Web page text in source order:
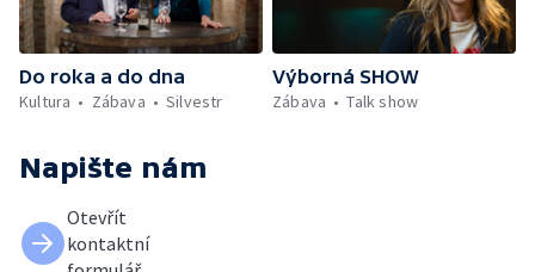
Do roka a do dna
Kultura
Zábava Silvestr
Výborná SHOW
Zábava
Talk show
Napište nám
Otevřít
kontaktní